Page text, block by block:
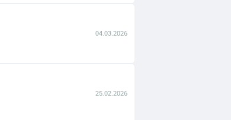
04.03.2026
25.02.2026